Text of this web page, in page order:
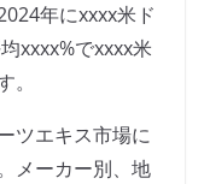
年にxxxx米ド
xxxx%でxxxx米
ツエキス市場に
メーカー別、地